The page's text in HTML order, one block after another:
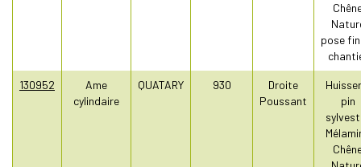
pose
130952
Ame
cylindaire
QUATARY 930
Droite
Poussant
pin